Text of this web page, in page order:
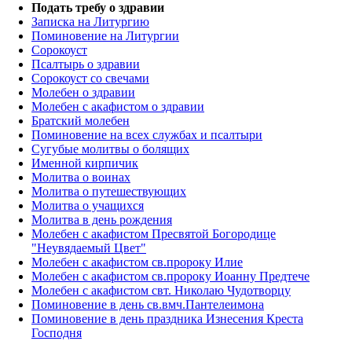
Подать требу о здравии
Записка на Литургию
Поминовение на Литургии
Сорокоуст
Псалтырь о здравии
Сорокоуст со свечами
Молебен о здравии
Молебен с акафистом о здравии
Братский молебен
Поминовение на всех службах и псалтыри
Сугубые молитвы о болящих
Именной кирпичик
Молитва о воинах
Молитва о путешествующих
Молитва о учащихся
Молитва в день рождения
Молебен с акафистом Пресвятой Богородице
"Неувядаемый Цвет"
Молебен с акафистом св.пророку Илие
Молебен с акафистом св.пророку Иоанну Предтече
Молебен с акафистом свт. Николаю Чудотворцу
Поминовение в день св.вмч.Пантелеимона
Поминовение в день праздника Изнесения Креста
Господня